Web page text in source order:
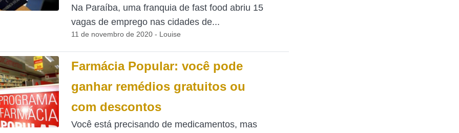
Na Paraíba, uma franquia de fast food abriu 15
vagas de emprego nas cidades de...
11 de novembro de 2020 - Louise
Farmácia Popular: você pode
ganhar remédios gratuitos ou
com descontos
Você está precisando de medicamentos, mas